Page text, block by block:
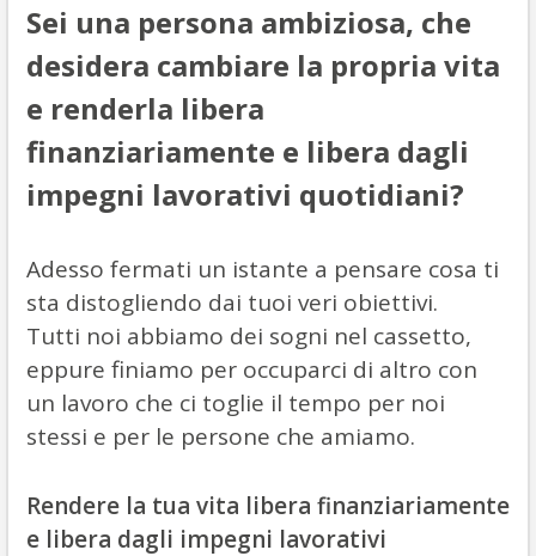
Sei una persona ambiziosa, che
desidera cambiare la propria vita
e renderla libera
finanziariamente e libera dagli
impegni lavorativi quotidiani?
Adesso fermati un istante a pensare cosa ti
sta distogliendo dai tuoi veri obiettivi.
Tutti noi abbiamo dei sogni nel cassetto,
eppure finiamo per occuparci di altro con
un lavoro che ci toglie il tempo per noi
stessi e per le persone che amiamo.
Rendere la tua vita libera finanziariamente
e libera dagli impegni lavorativi